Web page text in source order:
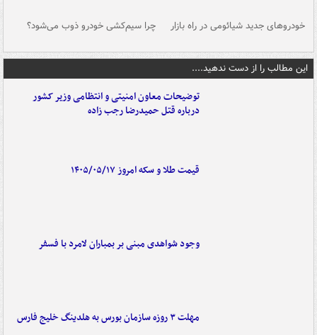
خودروهای جدید شیائومی در راه بازار چرا سیم‌کشی خودرو ذوب می‌شود؟
این مطالب را از دست ندهید....
توضیحات معاون امنیتی و انتظامی وزیر کشور
درباره قتل حمیدرضا رجب زاده
قیمت طلا و سکه امروز ۱۴۰۵/۰۵/۱۷
وجود شواهدی مبنی بر بمباران لامرد با فسفر
مهلت ۳ روزه سازمان بورس به هلدینگ خلیج فارس